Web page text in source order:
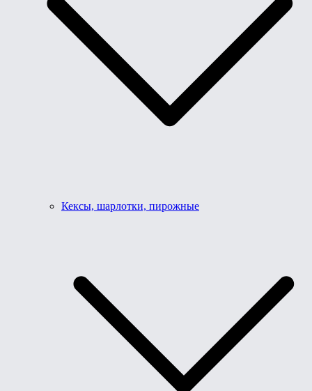
Кексы, шарлотки, пирожные